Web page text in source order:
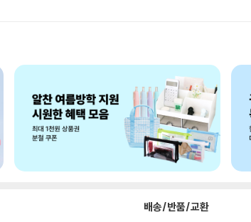
배송/반품/교환